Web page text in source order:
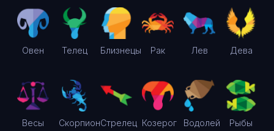
Овен Телец Близнецы Рак Лев Дева
Весы СкорпионСтрелец Козерог Водолей Рыбы